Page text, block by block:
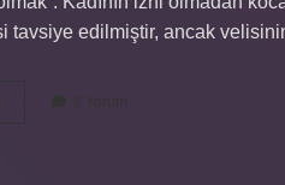
tavsiye edilmiştir, ancak